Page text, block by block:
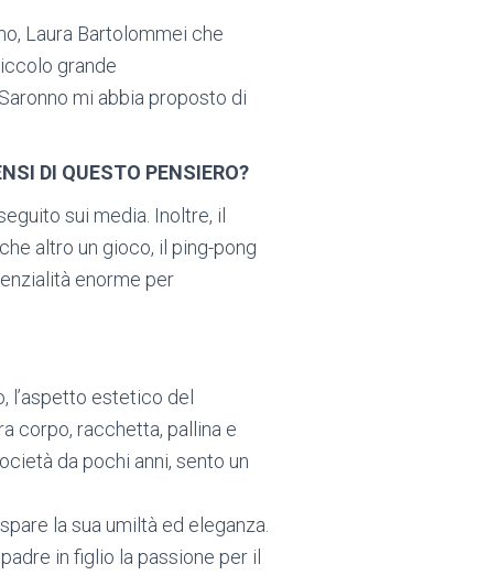
Laura Bartolommei che
grande
mi abbia proposto di
DI QUESTO PENSIERO?
sui media. Inoltre, il
altro un gioco, il ping-pong
enorme per
l’aspetto estetico del
corpo, racchetta, pallina e
da pochi anni, sento un
la sua umiltà ed eleganza.
in figlio la passione per il